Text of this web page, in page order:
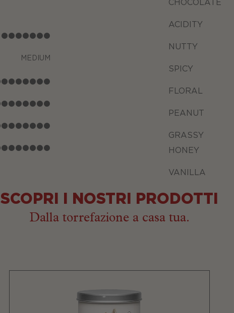
MEDIUM
CHOCOLATE
ACIDITY
NUTTY
SPICY
FLORAL
PEANUT
GRASSY
HONEY
VANILLA
SCOPRI I NOSTRI PRODOTTI
Dalla torrefazione a casa tua.